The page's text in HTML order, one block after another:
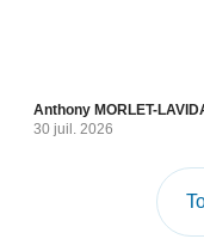
Anthony MORLET-
30 juil. 2026